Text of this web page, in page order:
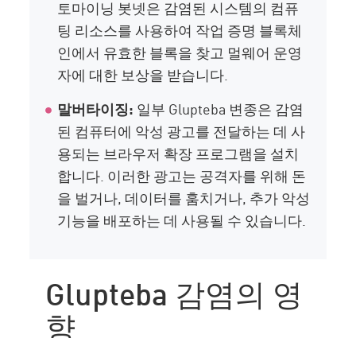
토마이닝 봇넷은 감염된 시스템의 컴퓨
팅 리소스를 사용하여 작업 증명 블록체
인에서 유효한 블록을 찾고 멀웨어 운영
자에 대한 보상을 받습니다.
말버타이징: 일부 Glupteba 변종은 감염
된 컴퓨터에 악성 광고를 전달하는 데 사
용되는 브라우저 확장 프로그램을 설치
합니다. 이러한 광고는 공격자를 위해 돈
을 벌거나, 데이터를 훔치거나, 추가 악성
기능을 배포하는 데 사용될 수 있습니다.
Glupteba 감염의 영
향